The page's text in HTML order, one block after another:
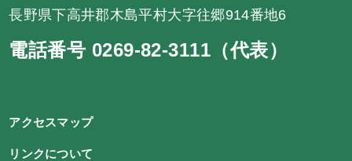
長野県下高井郡木島平村大字往郷914番地6
電話番号 0269-82-3111（代表）
アクセスマップ
リンクについて